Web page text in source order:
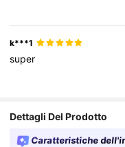
k***1
super
Dettagli Del Prodotto
Caratteristiche